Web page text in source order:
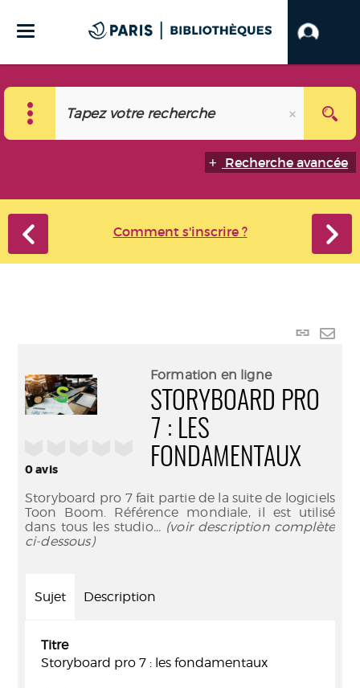
Recherche avancée
Comment s'inscrire ?
Lien
0avis
Formation en ligne
STORYBOARD PRO
7 : LES
FONDAMENTAUX
Storyboard pro 7 fait partie de la suite de logiciels
Toon Boom. Référence mondiale, il est utilisé
dans tous les studio... (voir description complète
ci-dessous)
Sujet Description
Titre
Storyboard pro 7 : les fondamentaux